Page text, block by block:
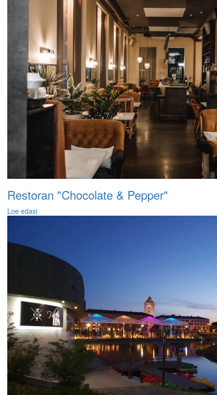
Restoran "Chocolate & Pepper"
Loe edasi